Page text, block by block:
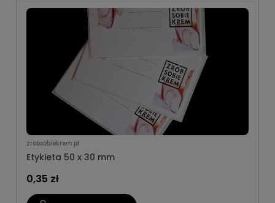
zrobsobiekrem.pl
Etykieta 50 x 30 mm
0,35 zł